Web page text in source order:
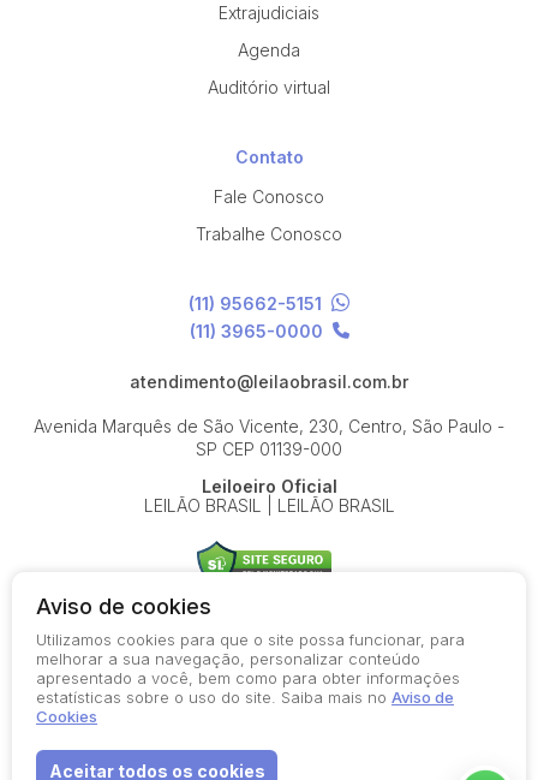
Extrajudiciais
Agenda
Auditório virtual
Contato
Fale Conosco
Trabalhe Conosco
(11) 95662-5151
(11) 3965-0000
atendimento@leilaobrasil.com.br
Avenida Marquês de São Vicente, 230, Centro, São Paulo -
SP CEP 01139-000
Leiloeiro Oficial
LEILÃO BRASIL | LEILÃO BRASIL
© 2026-present - Todos os direitos reservados
Política de Privacidade
Termos de Uso
Aviso de cookies
Utilizamos cookies para que o site possa funcionar, para
melhorar a sua navegação, personalizar conteúdo
apresentado a você, bem como para obter informações
estatísticas sobre o uso do site. Saiba mais no Aviso de
Cookies
Aceitar todos os cookies